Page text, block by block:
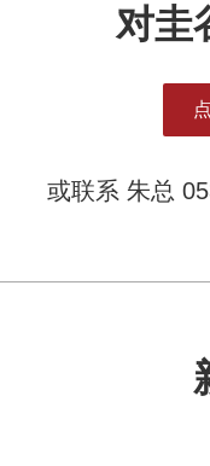
对圭
或联系 朱总